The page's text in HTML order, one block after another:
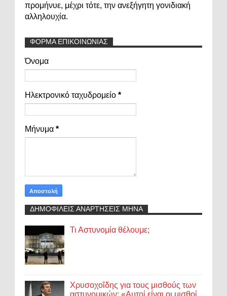
προμήνυε, μέχρι τότε, την ανεξήγητη γονιδιακή
αλληλουχία.
ΦΟΡΜΑ ΕΠΙΚΟΙΝΩΝΙΑΣ
Όνομα
Ηλεκτρονικό ταχυδρομείο *
Μήνυμα *
ΔΗΜΟΦΙΛΕΙΣ ΑΝΑΡΤΗΣΕΙΣ ΜΗΝΑ
Τι Αστυνομία θέλουμε;
Χρυσοχοΐδης για τους μισθούς των